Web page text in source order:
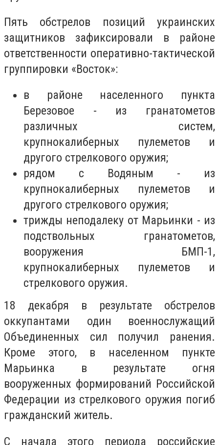
Пять обстрелов позиций украинских
защитников зафиксировали в районе
ответственности оперативно-тактической
группировки «Восток»:
в районе населенного пункта
Березовое - из гранатометов
различных систем,
крупнокалиберных пулеметов и
другого стрелкового оружия;
рядом с Водяным - из
крупнокалиберных пулеметов и
другого стрелкового оружия;
трижды неподалеку от Марьинки - из
подствольных гранатометов,
вооружения БМП-1,
крупнокалиберных пулеметов и
стрелкового оружия.
18 декабря в результате обстрелов
оккупантами один военнослужащий
Объединенных сил получил ранения.
Кроме этого, в населенном пункте
Марьинка в результате огня
вооруженных формирований Российской
Федерации из стрелкового оружия погиб
гражданский житель.
С начала этого периода российские